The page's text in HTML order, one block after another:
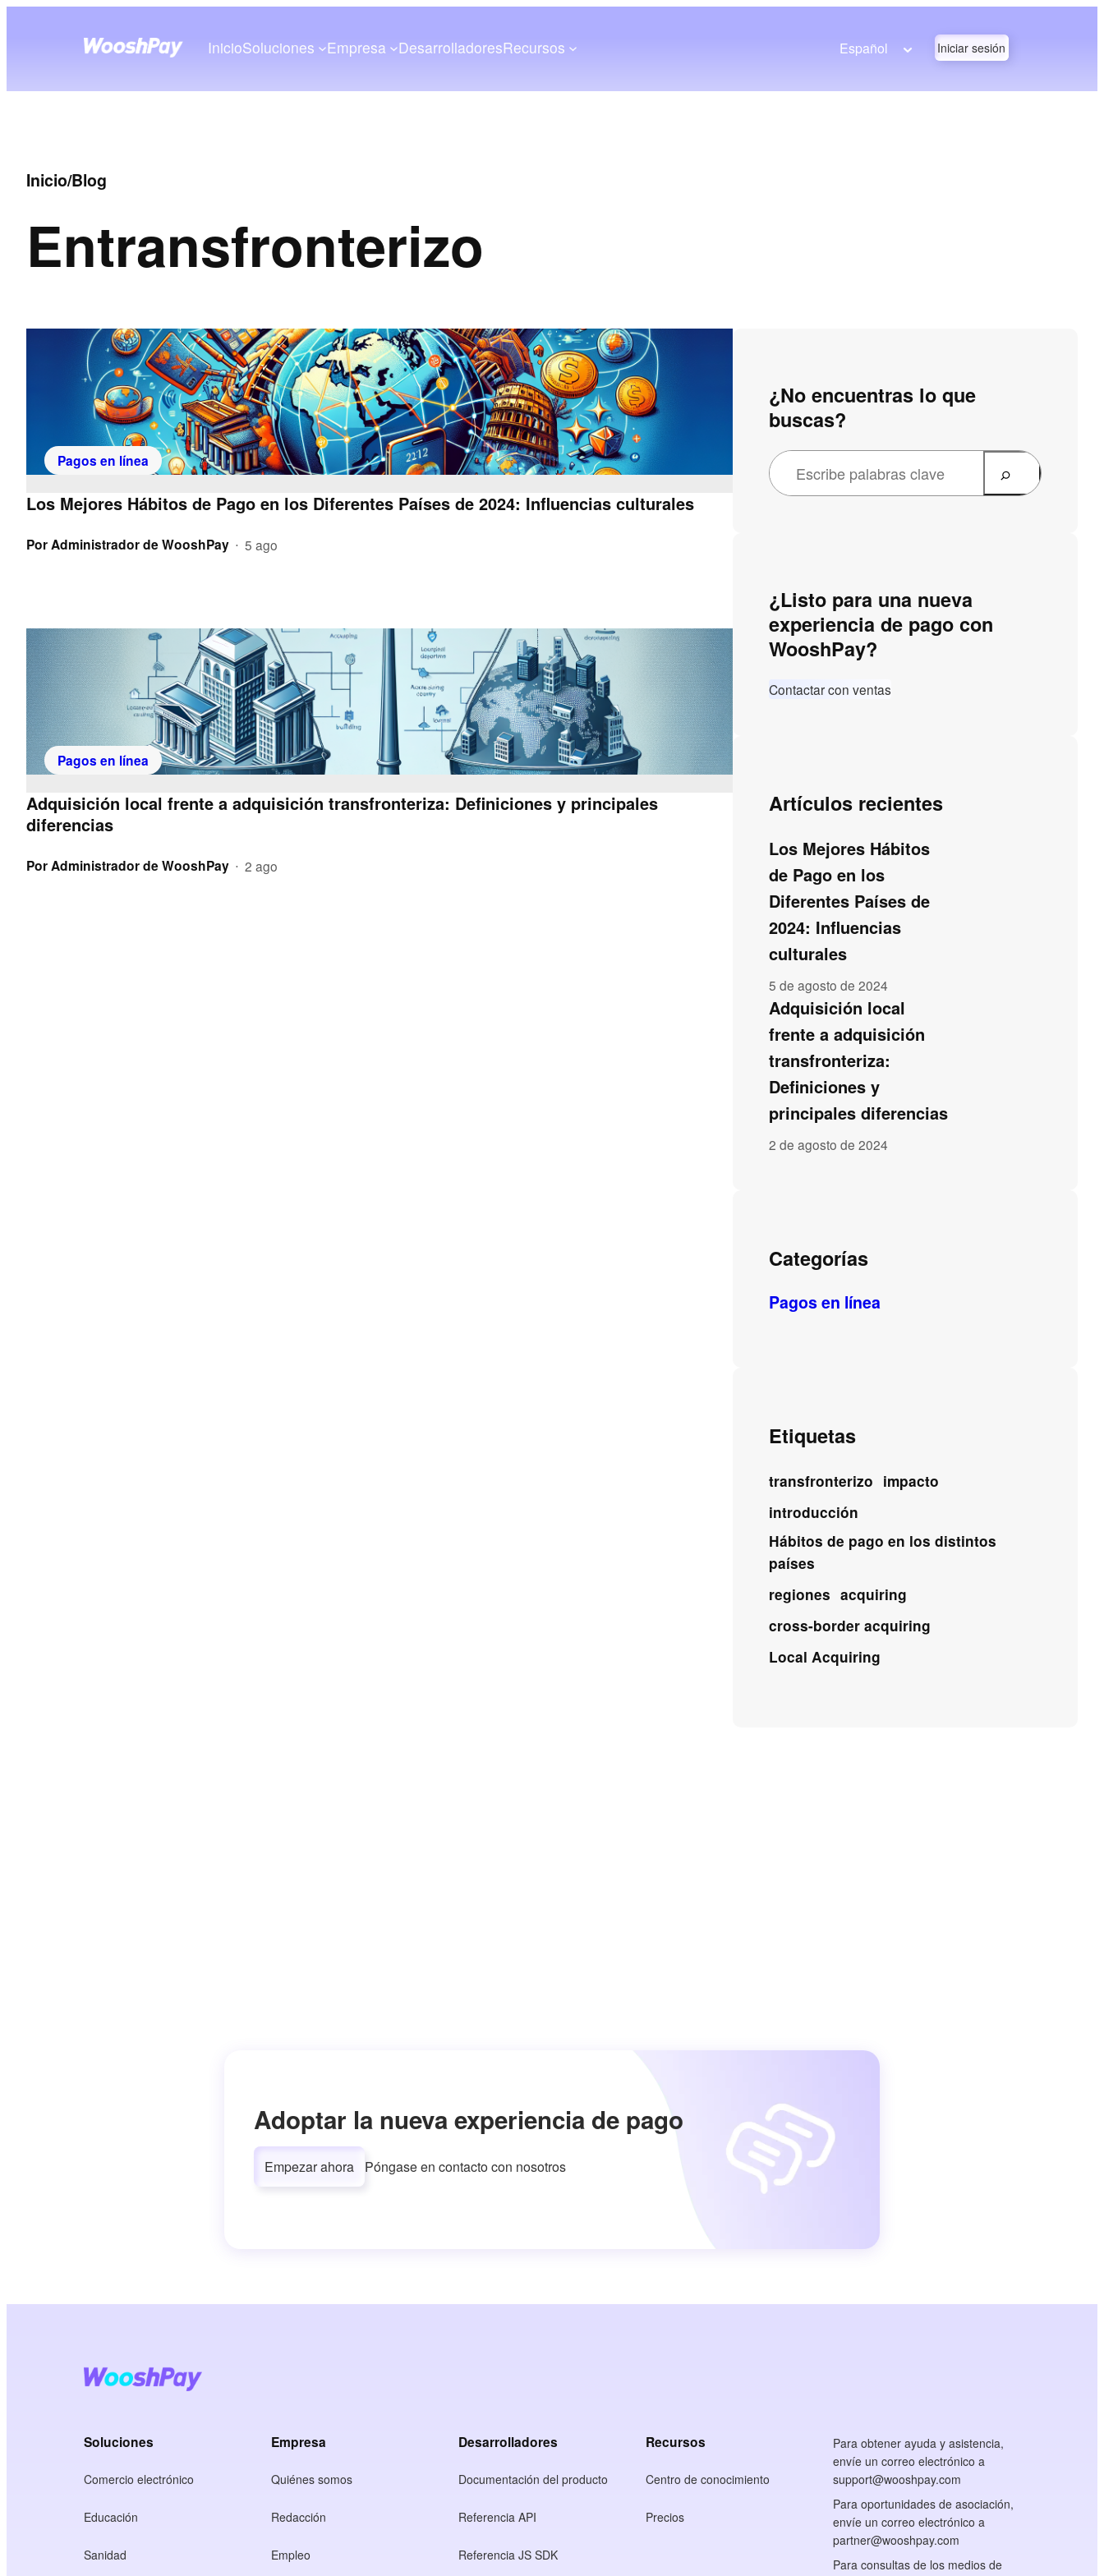
InicioSoluciones Empresa DesarrolladoresRecursos Español Iniciar sesión
Inicio/Blog
Entransfronterizo
Pagos en línea
Los Mejores Hábitos de Pago en los Diferentes Países de 2024: Influencias culturales
PorAdministrador de WooshPay • 5 ago
Pagos en línea
Adquisición local frente a adquisición transfronteriza: Definiciones y principales
diferencias
PorAdministrador de WooshPay • 2 ago
¿No encuentras lo que
buscas?
¿Listo para una nueva
experiencia de pago con
WooshPay?
Contactar con ventas
Artículos recientes
Los Mejores Hábitos
de Pago en los
Diferentes Países de
2024: Influencias
culturales
5 de agosto de 2024
Adquisición local
frente a adquisición
transfronteriza:
Definiciones y
principales diferencias
2 de agosto de 2024
Categorías
Pagos en línea
Etiquetas
transfronterizo impacto
introducción
Hábitos de pago en los distintos
países
regiones acquiring
cross-border acquiring
Local Acquiring
Adoptar la nueva experiencia de pago
Empezar ahora Póngase en contacto con nosotros
Soluciones
Comercio electrónico
Educación
Sanidad
Empresa
Quiénes somos
Redacción
Empleo
Desarrolladores
Documentación del producto
Referencia API
Referencia JS SDK
Recursos
Centro de conocimiento
Precios
Para obtener ayuda y asistencia,
envíe un correo electrónico a
support@wooshpay.com
Para oportunidades de asociación,
envíe un correo electrónico a
partner@wooshpay.com
Para consultas de los medios de